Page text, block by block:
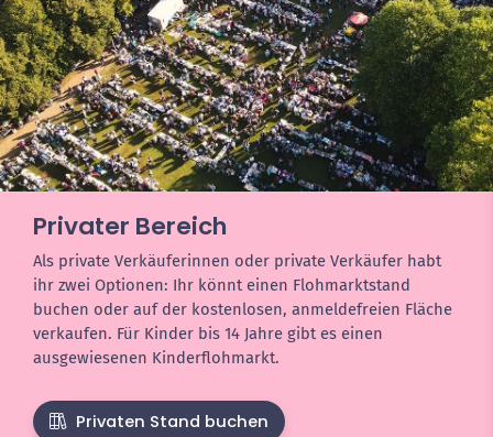
Privater Bereich
Als private Verkäuferinnen oder private Verkäufer habt
ihr zwei Optionen: Ihr könnt einen Flohmarktstand
buchen oder auf der kostenlosen, anmeldefreien Fläche
verkaufen. Für Kinder bis 14 Jahre gibt es einen
ausgewiesenen Kinderflohmarkt.
Privaten Stand buchen